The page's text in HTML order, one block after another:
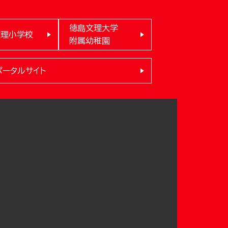
小学校
徳島文理大学
附属幼稚園
タルサイト